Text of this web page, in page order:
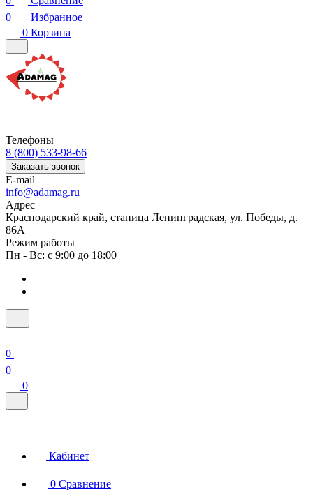
0
Избранное
0 Корзина
Телефоны
8 (800) 533-98-66
Заказать звонок
E-mail
info@adamag.ru
Адрес
Краснодарский край, станица Ленинградская, ул. Победы, д.
86А
Режим работы
Пн - Вс: с 9:00 до 18:00
0
0
0
Кабинет
0 Сравнение